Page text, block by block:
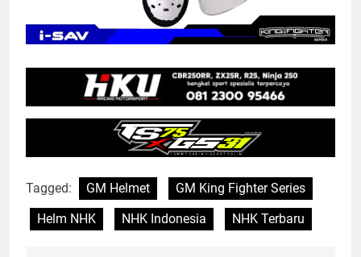
Tagged: GM Helmet
GM King Fighter Series
Helm NHK
NHK Indonesia NHK Terbaru